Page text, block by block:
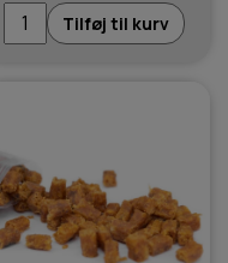
Tilføj til kurv